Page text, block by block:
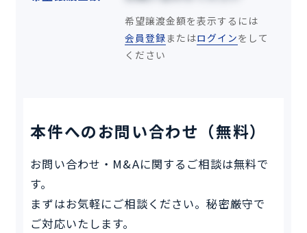
希望譲渡金額を表示するには
会員登録またはログインをして
ください
本件へのお問い合わせ（無料）
お問い合わせ・M&Aに関するご相談は無料で
す。
まずはお気軽にご相談ください。秘密厳守で
ご対応いたします。